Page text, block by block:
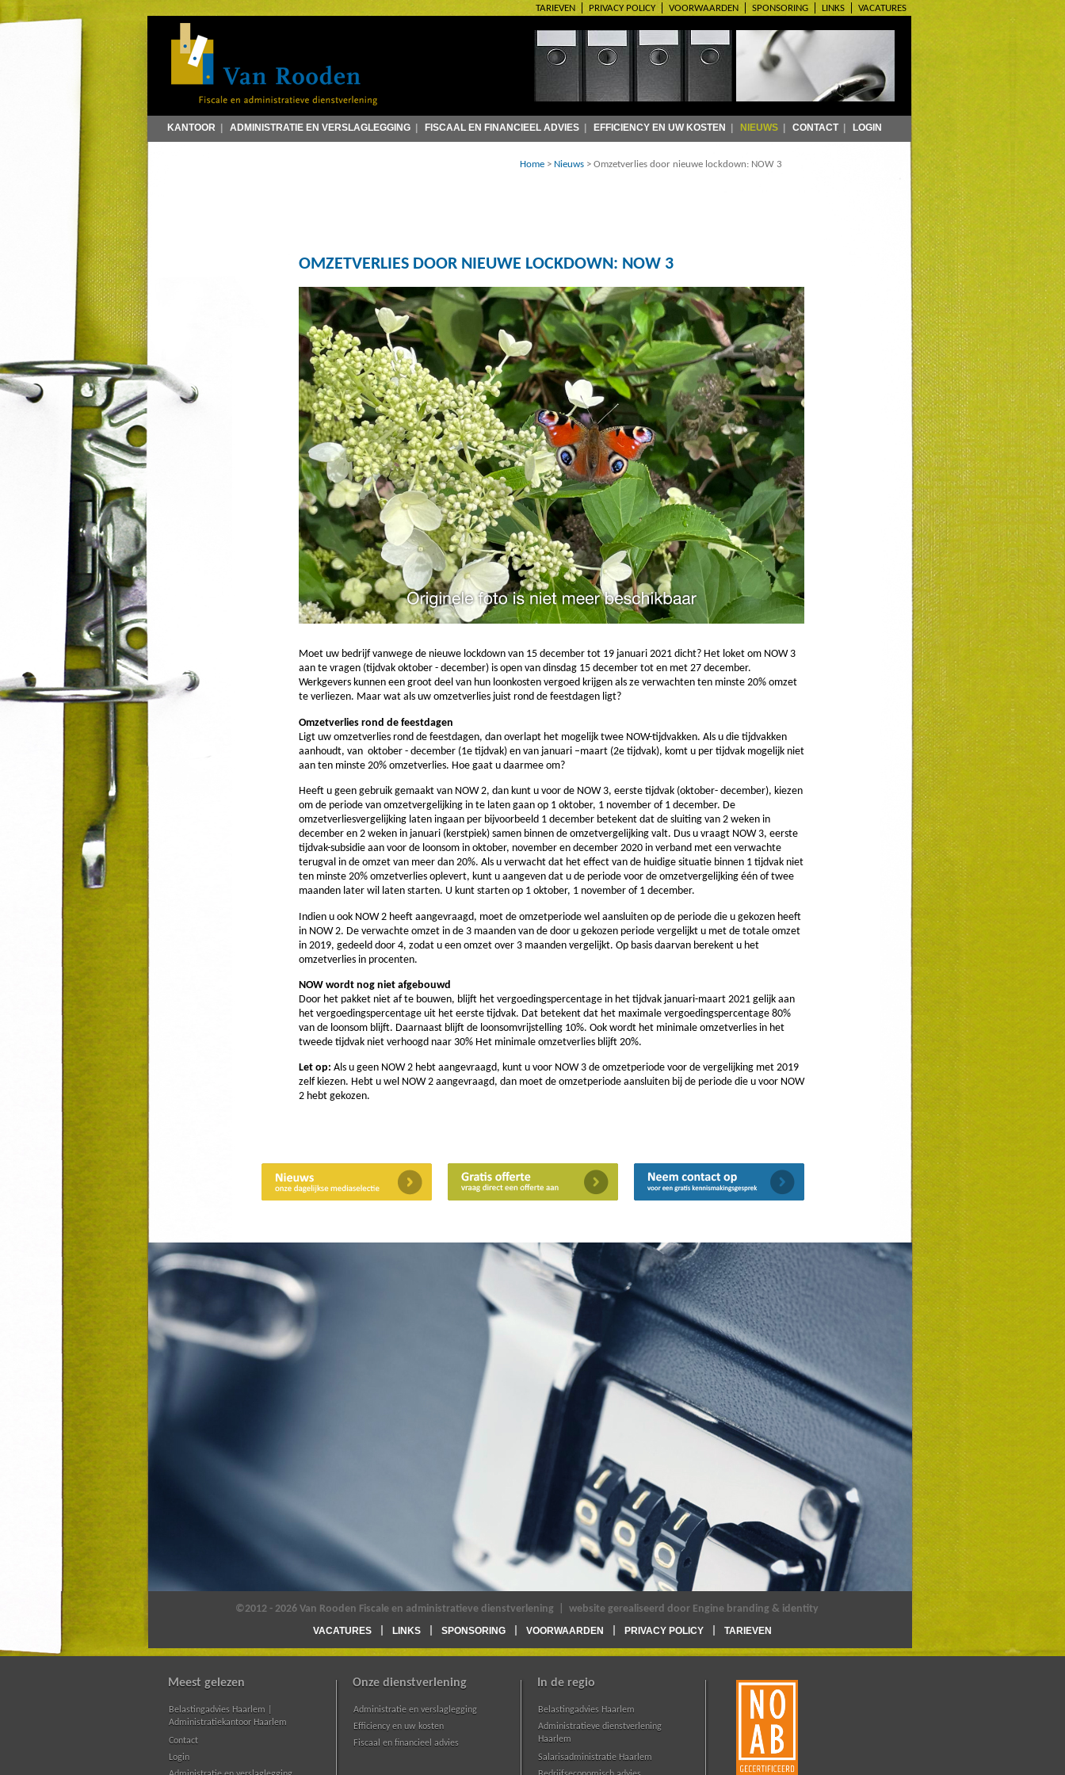
VACATURES
LINKS
SPONSORING
VOORWAARDEN
PRIVACY POLICY
TARIEVEN
KANTOOR | ADMINISTRATIE EN VERSLAGLEGGING | FISCAAL EN FINANCIEEL ADVIES | EFFICIENCY EN UW KOSTEN | NIEUWS | CONTACT | LOGIN
Home > Nieuws > Omzetverlies door nieuwe lockdown: NOW 3
OMZETVERLIES DOOR NIEUWE LOCKDOWN: NOW 3
Moet uw bedrijf vanwege de nieuwe lockdown van 15 december tot 19 januari 2021 dicht? Het loket om NOW 3
aan te vragen (tijdvak oktober - december) is open van dinsdag 15 december tot en met 27 december.
Werkgevers kunnen een groot deel van hun loonkosten vergoed krijgen als ze verwachten ten minste 20% omzet
te verliezen. Maar wat als uw omzetverlies juist rond de feestdagen ligt?
Omzetverlies rond de feestdagen
Ligt uw omzetverlies rond de feestdagen, dan overlapt het mogelijk twee NOW-tijdvakken. Als u die tijdvakken
aanhoudt, van oktober - december (1e tijdvak) en van januari –maart (2e tijdvak), komt u per tijdvak mogelijk niet
aan ten minste 20% omzetverlies. Hoe gaat u daarmee om?
Heeft u geen gebruik gemaakt van NOW 2, dan kunt u voor de NOW 3, eerste tijdvak (oktober- december), kiezen
om de periode van omzetvergelijking in te laten gaan op 1 oktober, 1 november of 1 december. De
omzetverliesvergelijking laten ingaan per bijvoorbeeld 1 december betekent dat de sluiting van 2 weken in
december en 2 weken in januari (kerstpiek) samen binnen de omzetvergelijking valt. Dus u vraagt NOW 3, eerste
tijdvak-subsidie aan voor de loonsom in oktober, november en december 2020 in verband met een verwachte
terugval in de omzet van meer dan 20%. Als u verwacht dat het effect van de huidige situatie binnen 1 tijdvak niet
ten minste 20% omzetverlies oplevert, kunt u aangeven dat u de periode voor de omzetvergelijking één of twee
maanden later wil laten starten. U kunt starten op 1 oktober, 1 november of 1 december.
Indien u ook NOW 2 heeft aangevraagd, moet de omzetperiode wel aansluiten op de periode die u gekozen heeft
in NOW 2. De verwachte omzet in de 3 maanden van de door u gekozen periode vergelijkt u met de totale omzet
in 2019, gedeeld door 4, zodat u een omzet over 3 maanden vergelijkt. Op basis daarvan berekent u het
omzetverlies in procenten.
NOW wordt nog niet afgebouwd
Door het pakket niet af te bouwen, blijft het vergoedingspercentage in het tijdvak januari-maart 2021 gelijk aan
het vergoedingspercentage uit het eerste tijdvak. Dat betekent dat het maximale vergoedingspercentage 80%
van de loonsom blijft. Daarnaast blijft de loonsomvrijstelling 10%. Ook wordt het minimale omzetverlies in het
tweede tijdvak niet verhoogd naar 30% Het minimale omzetverlies blijft 20%.
Let op: Als u geen NOW 2 hebt aangevraagd, kunt u voor NOW 3 de omzetperiode voor de vergelijking met 2019
zelf kiezen. Hebt u wel NOW 2 aangevraagd, dan moet de omzetperiode aansluiten bij de periode die u voor NOW
2 hebt gekozen.
©2012 - 2026 Van Rooden Fiscale en administratieve dienstverlening website gerealiseerd door Engine branding & identity
VACATURES LINKS SPONSORING VOORWAARDEN PRIVACY POLICY TARIEVEN
Meest gelezen
Belastingadvies Haarlem |
Administratiekantoor Haarlem
Contact
Login
Onze dienstverlening
Administratie en verslaglegging
Efficiency en uw kosten
Fiscaal en financieel advies
In de regio
Belastingadvies Haarlem
Administratieve dienstverlening
Haarlem
Salarisadministratie Haarlem